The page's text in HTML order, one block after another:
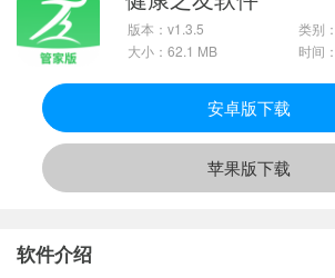
版本：v1.3.5
大小：62.1 MB
类别
时间
安卓版下载
苹果版下载
软件介绍